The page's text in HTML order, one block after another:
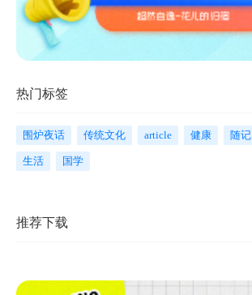
热门标签
围炉夜话 传统文化 article 健康 随记
生活 国学
推荐下载